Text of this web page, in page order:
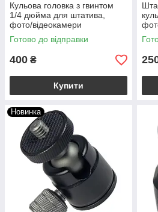
Кульова головка з гвинтом
1/4 дюйма для штатива,
фото/відеокамери
Готово до відправки
400 ₴
Купити
Новинка